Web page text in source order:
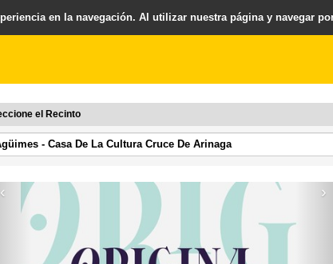
el Recinto
‹ ›
en la navegación. Al utilizar nuestra página y navegar